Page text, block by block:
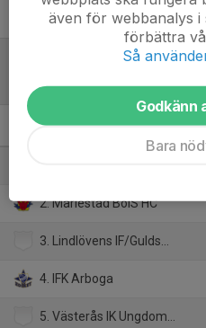
Tabell
2. Mariestad BoIS HC
3. Lindlövens IF/Guldsmedshytte SK
4. IFK Arboga
5. Västerås IK Ungdom/Västerås IK
även för webbanalys i
förbättra
Så
Godkänn
Bara